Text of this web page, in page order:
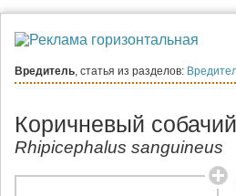
Вредитель, статья из разделов:
Коричневый
Rhipicephalus sanguineus